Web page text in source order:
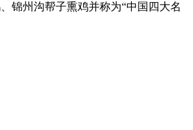
锦州沟帮子熏鸡并称为“中国四大名